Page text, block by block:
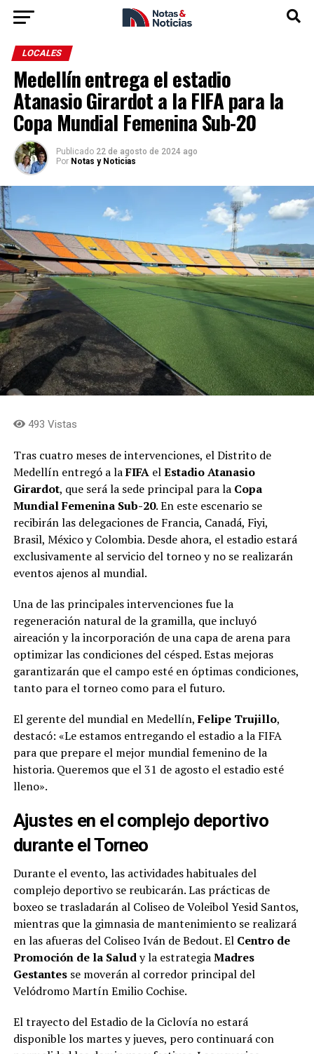
LOCALES
Medellín entrega el estadio
Atanasio Girardot a la FIFA para la
Copa Mundial Femenina Sub-20
Publicado 22 de agosto de 2024 ago
Por Notas y Noticias
493 Vistas
Tras cuatro meses de intervenciones, el Distrito de
Medellín entregó a laFIFAelEstadio Atanasio
Girardot, que será la sede principal para la Copa
Mundial Femenina Sub-20. En este escenario se
recibirán las delegaciones de Francia, Canadá, Fiyi,
Brasil, México y Colombia. Desde ahora, el estadio estará
exclusivamente al servicio del torneo y no se realizarán
eventos ajenos al mundial.
Una de las principales intervenciones fue la
regeneración natural de la gramilla, que incluyó
aireación y la incorporación de una capa de arena para
optimizar las condiciones del césped. Estas mejoras
garantizarán que el campo esté en óptimas condiciones,
tanto para el torneo como para el futuro.
El gerente del mundial en Medellín,Felipe Trujillo,
destacó: «Le estamos entregando el estadio a la FIFA
para que prepare el mejor mundial femenino de la
historia. Queremos que el 31 de agosto el estadio esté
lleno».
Ajustes en el complejo deportivo
durante el Torneo
Durante el evento, las actividades habituales del
complejo deportivo se reubicarán. Las prácticas de
boxeo se trasladarán al Coliseo de Voleibol Yesid Santos,
mientras que la gimnasia de mantenimiento se realizará
en las afueras del Coliseo Iván de Bedout. El Centro de
Promoción de la Saludy la estrategiaMadres
Gestantesse moverán al corredor principal del
Velódromo Martín Emilio Cochise.
El trayecto del Estadio de la Ciclovía no estará
disponible los martes y jueves, pero continuará con